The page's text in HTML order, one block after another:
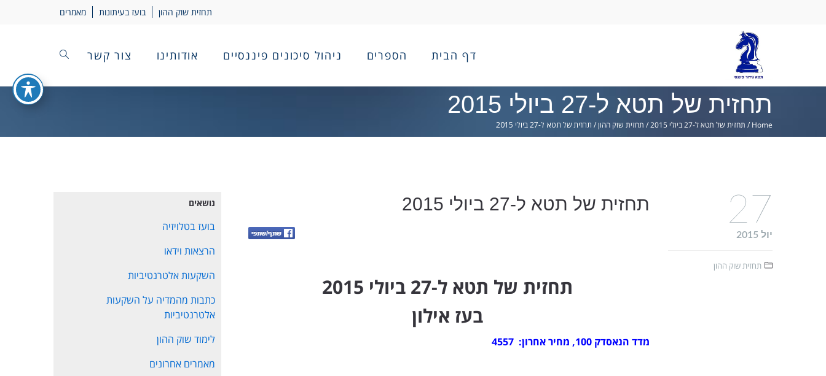
תחזית שוק ההון בועז בעיתונות מאמרים
דף הבית הספרים ניהול סיכונים פיננסיים אודותינו צור קשר
תחזית של תטא ל-27 ביולי 2015
Home
/ תחזית של תטא ל-27 ביולי 2015 / תחזית שוק ההון/ תחזית של תטא ל-27 ביולי 2015
תחזית של תטא ל-27 ביולי 2015
תחזית של תטא ל-27 ביולי 2015
בעז אילון
מדד הנאסדק 100, מחיר אחרון: 4557
27
יול 2015
תחזית שוק ההון
נושאים
בועז בטלויזיה
הרצאות וידאו
השקעות אלטרנטיביות
כתבות מהמדיה על השקעות
אלטרנטיביות
לימוד שוק ההון
מאמרים אחרונים